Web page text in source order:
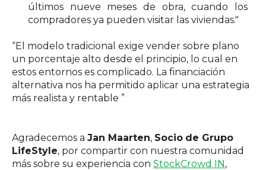
últimos nueve meses de obra, cuando los
compradores ya pueden visitar las viviendas."
“El modelo tradicional exige vender sobre plano
un porcentaje alto desde el principio, lo cual en
estos entornos es complicado. La financiación
alternativa nos ha permitido aplicar una estrategia
más realista y rentable ”
Agradecemos a Jan Maarten, Socio de Grupo
LifeStyle, por compartir con nuestra comunidad
más sobre su experiencia con StockCrowd IN,